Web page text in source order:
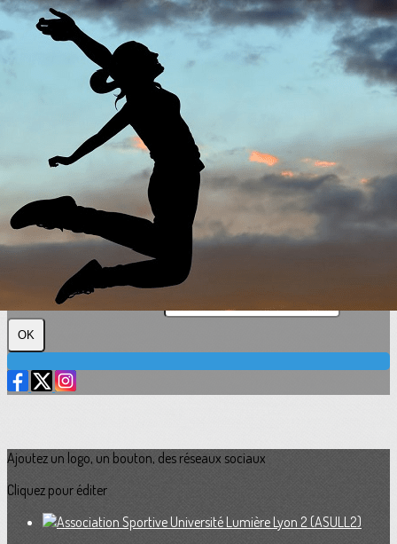
Exporter les lignes sélectionnées
Exporter toutes les colonnes
Exporter uniquement les colonnes affichées
Images de la page d'accueil
Cliquez pour éditer
Texte, bouton et/ou inscription à la newsletter
Cliquez pour éditer
Plus loin ensemble
Je m'abonne à la newsletter
OK
Ajoutez un logo, un bouton, des réseaux sociaux
Cliquez pour éditer